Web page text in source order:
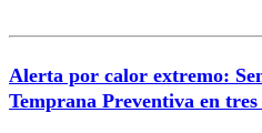
Alerta por calor extremo:
Temprana Preventiva en tres